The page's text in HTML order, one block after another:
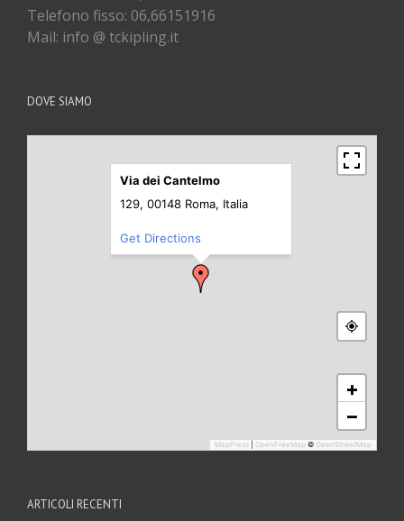
Telefono fisso: 06,66151916
Mail: info @ tckipling.it
DOVE SIAMO
+
−
MapPress OpenFreeMap © OpenStreetMap
Via dei Cantelmo
129, 00148 Roma, Italia
Get Directions
ARTICOLI RECENTI